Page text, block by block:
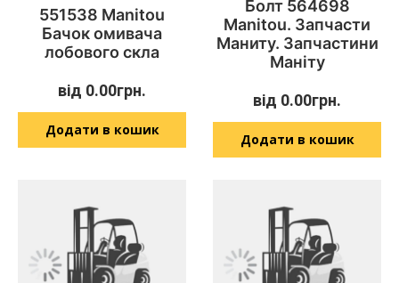
551538 Manitou
Бачок омивача
лобового скла
від 0.00грн.
Додати в кошик
Болт 564698
Manitou. Запчасти
Маниту. Запчастини
Маніту
від 0.00грн.
Додати в кошик